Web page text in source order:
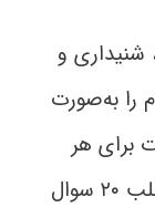
شنیداری و
را به‌صورت
برای هر
مهارت متفاوت است؛ قسمت درک مطلب ۲۰ سوال